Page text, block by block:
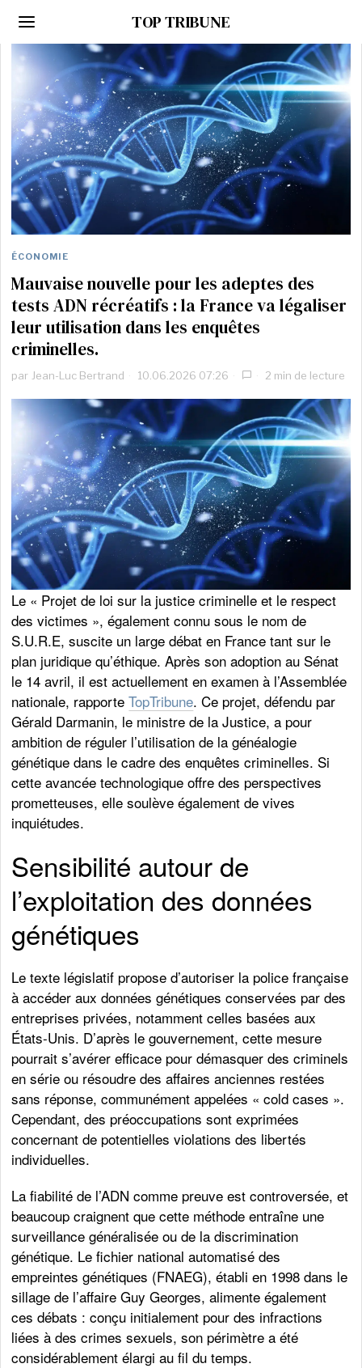
TOP TRIBUNE
ÉCONOMIE
Mauvaise nouvelle pour les adeptes des
tests ADN récréatifs : la France va légaliser
leur utilisation dans les enquêtes
criminelles.
par Jean-Luc Bertrand 10.06.2026 07:26 2 min de lecture
Le « Projet de loi sur la justice criminelle et le respect
des victimes », également connu sous le nom de
S.U.R.E, suscite un large débat en France tant sur le
plan juridique qu’éthique. Après son adoption au Sénat
le 14 avril, il est actuellement en examen à l’Assemblée
nationale, rapporteTopTribune. Ce projet, défendu par
Gérald Darmanin, le ministre de la Justice, a pour
ambition de réguler l’utilisation de la généalogie
génétique dans le cadre des enquêtes criminelles. Si
cette avancée technologique offre des perspectives
prometteuses, elle soulève également de vives
inquiétudes.
Sensibilité autour de
l’exploitation des données
génétiques
Le texte législatif propose d’autoriser la police française
à accéder aux données génétiques conservées par des
entreprises privées, notamment celles basées aux
États-Unis. D’après le gouvernement, cette mesure
pourrait s’avérer efficace pour démasquer des criminels
en série ou résoudre des affaires anciennes restées
sans réponse, communément appelées « cold cases ».
Cependant, des préoccupations sont exprimées
concernant de potentielles violations des libertés
individuelles.
La fiabilité de l’ADN comme preuve est controversée, et
beaucoup craignent que cette méthode entraîne une
surveillance généralisée ou de la discrimination
génétique. Le fichier national automatisé des
empreintes génétiques (FNAEG), établi en 1998 dans le
sillage de l’affaire Guy Georges, alimente également
ces débats : conçu initialement pour des infractions
liées à des crimes sexuels, son périmètre a été
considérablement élargi au fil du temps.